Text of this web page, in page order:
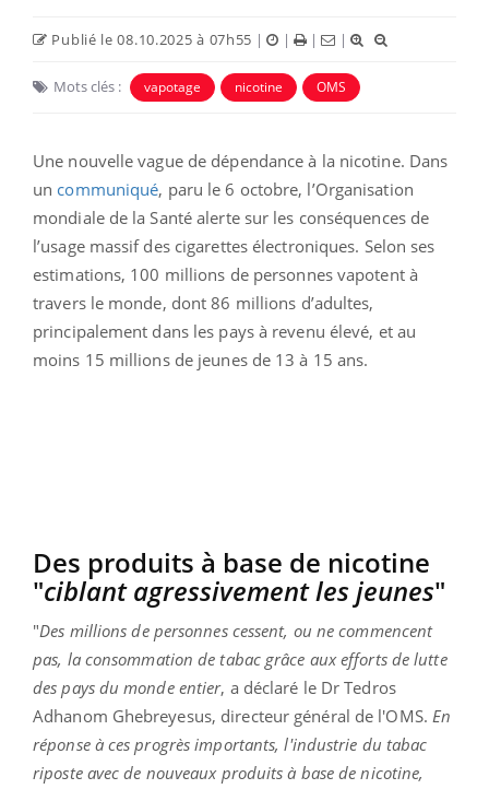
Publié le 08.10.2025 à 07h55 | | | |
Mots clés : vapotage nicotine OMS
Une nouvelle vague de dépendance à la nicotine. Dans
un communiqué, paru le 6 octobre, l’Organisation
mondiale de la Santé alerte sur les conséquences de
l’usage massif des cigarettes électroniques. Selon ses
estimations, 100 millions de personnes vapotent à
travers le monde, dont 86 millions d’adultes,
principalement dans les pays à revenu élevé, et au
moins 15 millions de jeunes de 13 à 15 ans.
Des produits à base de nicotine
"ciblant agressivement les jeunes"
"Des millions de personnes cessent, ou ne commencent
pas, la consommation de tabac grâce aux efforts de lutte
des pays du monde entier, a déclaré le Dr Tedros
Adhanom Ghebreyesus, directeur général de l'OMS. En
réponse à ces progrès importants, l'industrie du tabac
riposte avec de nouveaux produits à base de nicotine,